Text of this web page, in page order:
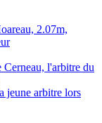
2.07m,
jeune arbitre lors